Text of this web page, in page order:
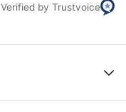
Verified by Trustvoice